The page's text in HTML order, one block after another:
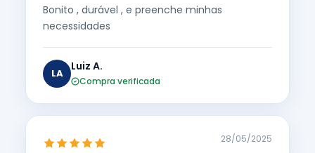
Bonito , durável , e preenche minhas
necessidades
LA
Luiz A.
Compra verificada
28/05/2025